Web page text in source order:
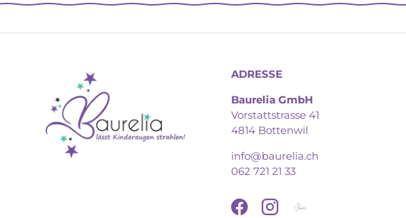
ADRESSE
Baurelia GmbH
Vorstattstrasse 41
4814 Bottenwil
info@baurelia.ch
062 721 21 33
FacebookInstagram